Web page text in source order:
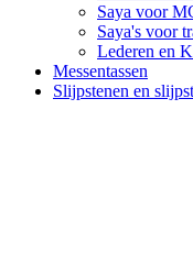
Saya voor
Saya's voor
Lederen en
Messentassen
Slijpstenen en